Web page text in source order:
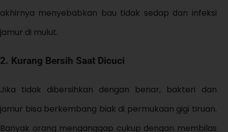
akhirnya menyebabkan bau tidak sedap dan infeksi
jamur di mulut.
2. Kurang Bersih Saat Dicuci
Jika tidak dibersihkan dengan benar, bakteri dan
jamur bisa berkembang biak di permukaan gigi tiruan.
Banyak orang menganggap cukup dengan membilas